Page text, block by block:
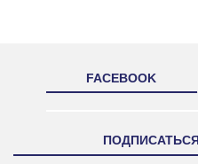
FACEBOOK